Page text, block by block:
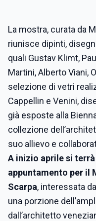
La mostra, curata da
riunisce dipinti,
quali Gustav Klimt,
Martini, Alberto Viani,
selezione di vetri
Cappellin e Venini,
già esposte alla
collezione
suo allievo e
A inizio aprile si
appuntamento per il
Scarpa, interessata
una porzione
dall’architetto